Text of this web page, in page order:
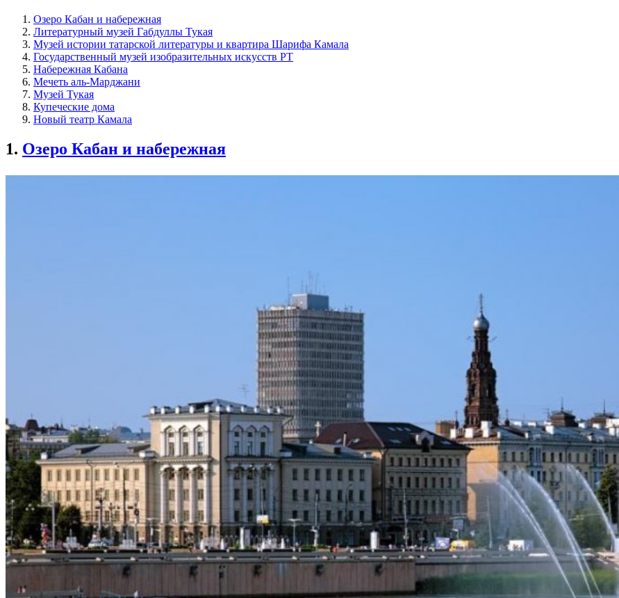
Озеро Кабан и набережная
Литературный музей Габдуллы Тукая
Музей истории татарской литературы и квартира Шарифа Камала
Государственный музей изобразительных искусств РТ
Набережная Кабана
Мечеть аль-Марджани
Музей Тукая
Купеческие дома
Новый театр Камала
1. Озеро Кабан и набережная